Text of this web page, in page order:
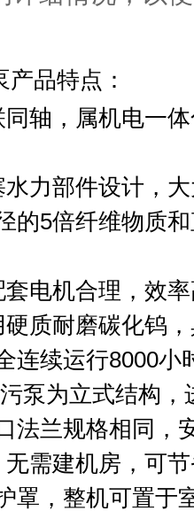
产品特点：
轴，属机电一
力部件设计，
的5倍纤维物质
电机合理，效
质耐磨碳化钨
连续运行8000小
泵为立式结构，
法兰规格相同，
需建机房，可
罩，整机可置于